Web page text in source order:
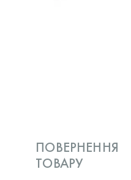
ПОВЕРНЕННЯ
ТОВАРУ